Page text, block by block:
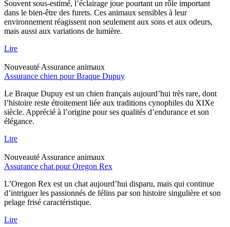
Souvent sous-estimé, l’éclairage joue pourtant un rôle important
dans le bien-être des furets. Ces animaux sensibles à leur
environnement réagissent non seulement aux sons et aux odeurs,
mais aussi aux variations de lumière.
Lire
Nouveauté Assurance animaux
Assurance chien pour Braque Dupuy
Le Braque Dupuy est un chien français aujourd’hui très rare, dont
l’histoire reste étroitement liée aux traditions cynophiles du XIXe
siècle. Apprécié à l’origine pour ses qualités d’endurance et son
élégance.
Lire
Nouveauté Assurance animaux
Assurance chat pour Oregon Rex
L’Oregon Rex est un chat aujourd’hui disparu, mais qui continue
d’intriguer les passionnés de félins par son histoire singulière et son
pelage frisé caractéristique.
Lire